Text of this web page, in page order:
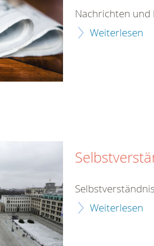
Nachrichten
Weiterlesen
Selbstverständnis
Weiterlesen